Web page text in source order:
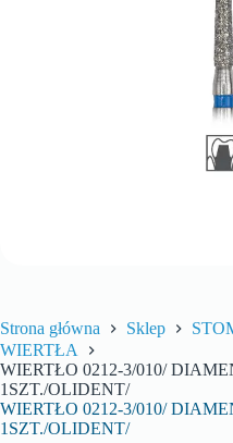
Strona główna Sklep
WIERTŁA
WIERTŁO 0212-3/010/
1SZT./OLIDENT/
WIERTŁO 0212-3/010/
1SZT./OLIDENT/